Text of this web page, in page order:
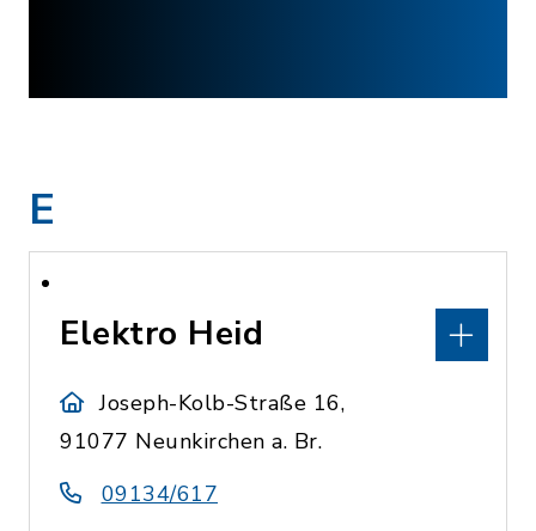
E
Elektro Heid
Joseph-Kolb-Straße 16,
91077 Neunkirchen a. Br.
09134/617